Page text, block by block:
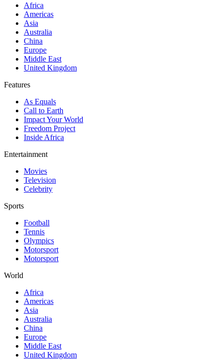
Africa
Americas
Asia
Australia
China
Europe
Middle East
United Kingdom
Features
As Equals
Call to Earth
Impact Your World
Freedom Project
Inside Africa
Entertainment
Movies
Television
Celebrity
Sports
Football
Tennis
Olympics
Motorsport
Motorsport
World
Africa
Americas
Asia
Australia
China
Europe
Middle East
United Kingdom